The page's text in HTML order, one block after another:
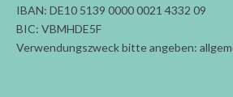
IBAN: DE10 5139 0000 0021 4332 09
BIC: VBMHDE5F
Verwendungszweck bitte angeben: